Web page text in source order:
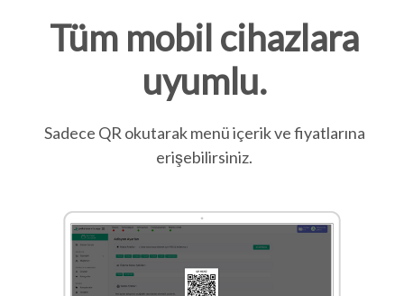
Tüm mobil cihazlara
uyumlu.
Sadece QR okutarak menü içerik ve fiyatlarına
erişebilirsiniz.